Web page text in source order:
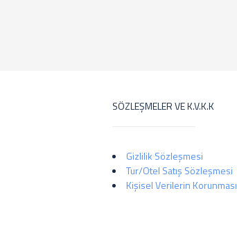
SÖZLEŞMELER VE K.V.K.K
Gizlilik Sözleşmesi
Tur/Otel Satış Sözleşmesi
Kişisel Verilerin Korunması